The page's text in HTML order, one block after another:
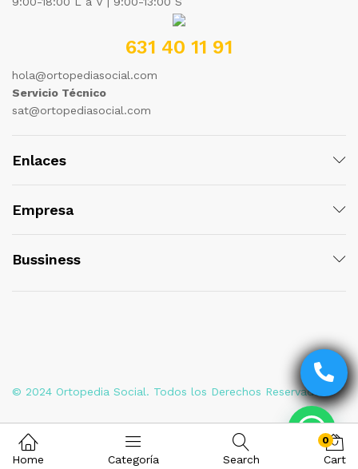
631 40 11 91
hola@ortopediasocial.com
Servicio Técnico
sat@ortopediasocial.com
Enlaces
Empresa
Bussiness
© 2024 Ortopedia Social. Todos los Derechos Reservados
Home Categoría Search
0
Cart